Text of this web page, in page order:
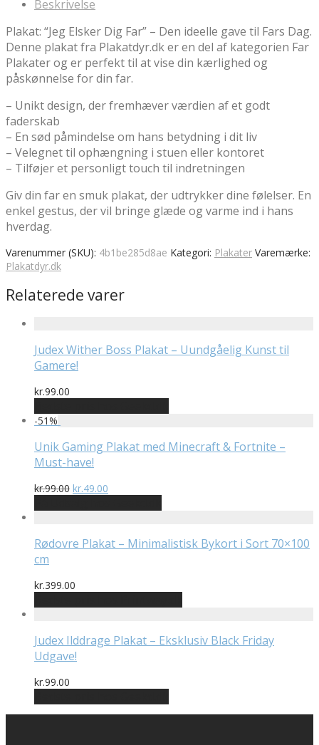
kr.139.00.kr.118.15.
Beskrivelse
Plakat: “Jeg Elsker Dig Far” – Den ideelle gave til Fars Dag.
Denne plakat fra Plakatdyr.dk er en del af kategorien Far
Plakater og er perfekt til at vise din kærlighed og
påskønnelse for din far.
– Unikt design, der fremhæver værdien af et godt
faderskab
– En sød påmindelse om hans betydning i dit liv
– Velegnet til ophængning i stuen eller kontoret
– Tilføjer et personligt touch til indretningen
Giv din far en smuk plakat, der udtrykker dine følelser. En
enkel gestus, der vil bringe glæde og varme ind i hans
hverdag.
Varenummer (SKU): 4b1be285d8ae Kategori: Plakater Varemærke:
Plakatdyr.dk
Relaterede varer
Judex Wither Boss Plakat – Uundgåelig Kunst til
Gamere!
kr.99.00
-51%
Unik Gaming Plakat med Minecraft & Fortnite –
Must-have!
kr.99.00 Den
pris
kr.99.00.
kr.49.00
pris
kr.49.00.
Rødovre Plakat – Minimalistisk Bykort i Sort 70×100
cm
kr.399.00
Judex Ilddrage Plakat – Eksklusiv Black Friday
Udgave!
kr.99.00